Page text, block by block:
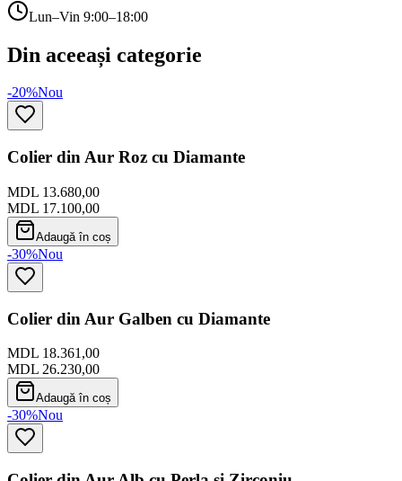
Lun–Vin 9:00–18:00
Din aceeași categorie
-20%Nou
Colier din Aur Roz cu Diamante
MDL 13.680,00
MDL 17.100,00
Adaugă în coș
-30%Nou
Colier din Aur Galben cu Diamante
MDL 18.361,00
MDL 26.230,00
Adaugă în coș
-30%Nou